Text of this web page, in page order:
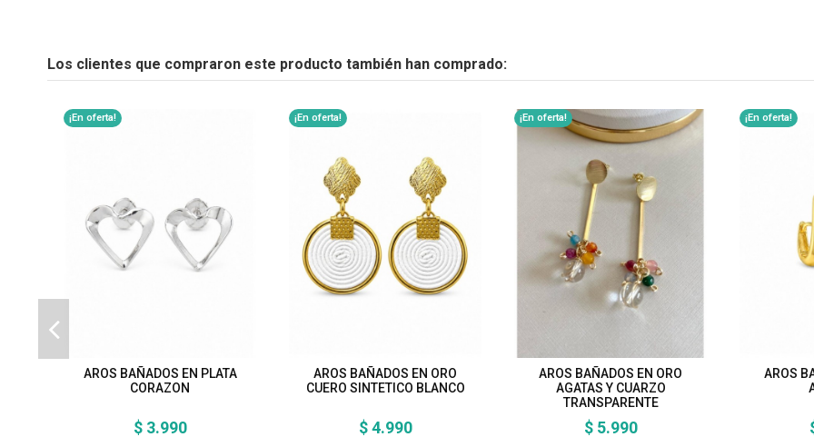
Los clientes que compraron este producto también han comprado:
¡En oferta!
AROS BAÑADOS EN PLATA
CORAZON
$ 3.990
¡En oferta!
AROS BAÑADOS EN ORO
CUERO SINTETICO BLANCO
$ 4.990
¡En oferta!
AROS BAÑADOS EN ORO
AGATAS Y CUARZO
TRANSPARENTE
$ 5.990
¡En oferta!
AROS